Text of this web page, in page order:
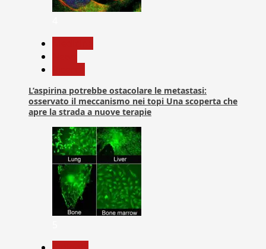
L’aspirina potrebbe ostacolare le metastasi:
osservato il meccanismo nei topi Una scoperta che
apre la strada a nuove terapie